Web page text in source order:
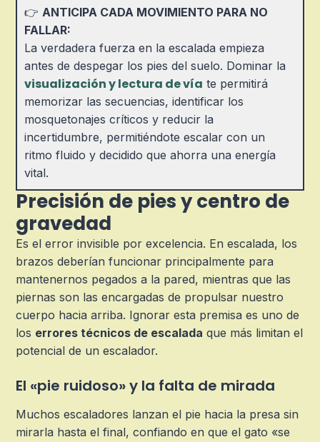
👉ANTICIPA CADA MOVIMIENTO PARA NO
FALLAR:
La verdadera fuerza en la escalada empieza
antes de despegar los pies del suelo. Dominar la
visualización y lectura de vía te permitirá
memorizar las secuencias, identificar los
mosquetonajes críticos y reducir la
incertidumbre, permitiéndote escalar con un
ritmo fluido y decidido que ahorra una energía
vital.
Precisión de pies y centro de
gravedad
Es el error invisible por excelencia. En escalada, los
brazos deberían funcionar principalmente para
mantenernos pegados a la pared, mientras que las
piernas son las encargadas de propulsar nuestro
cuerpo hacia arriba. Ignorar esta premisa es uno de
los errores técnicos de escalada que más limitan el
potencial de un escalador.
El «pie ruidoso» y la falta de mirada
Muchos escaladores lanzan el pie hacia la presa sin
mirarla hasta el final, confiando en que el gato «se